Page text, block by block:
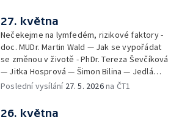
Petr Bednařík — Počasí s Michalem Žákem
27. května
Nečekejme na lymfedém, rizikové faktory -
doc. MUDr. Martin Wald — Jak se vypořádat
se změnou v životě - PhDr. Tereza Ševčíková
— Jitka Hosprová — Šimon Bilina — Jedlá
zahrada - Petra Matějková — Kulturní tipy
Poslední vysílání 27. 5. 2026na ČT1
26. května